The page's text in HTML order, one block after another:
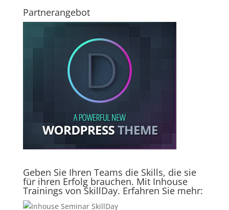
Partnerangebot
Geben Sie Ihren Teams die Skills, die sie
für ihren Erfolg brauchen. Mit Inhouse
Trainings von SkillDay. Erfahren Sie mehr: